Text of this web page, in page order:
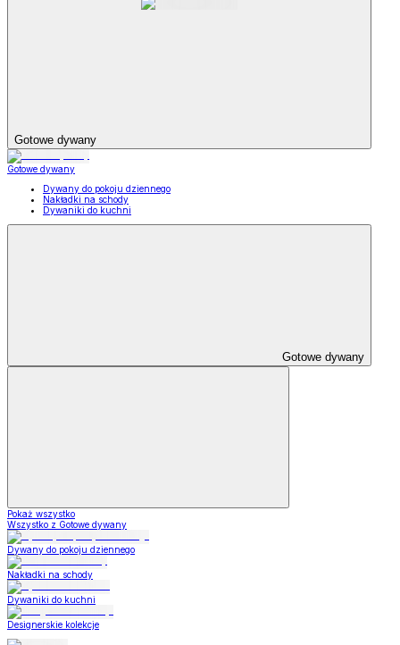
Gotowe dywany
Gotowe dywany
Dywany do pokoju dziennego
Nakładki na schody
Dywaniki do kuchni
Gotowe dywany
Pokaż wszystko
Wszystko z Gotowe dywany
Dywany do pokoju dziennego
Nakładki na schody
Dywaniki do kuchni
Designerskie kolekcje